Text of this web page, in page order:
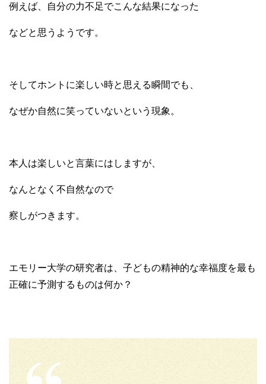
例えば、自分の力不足でこんな結果になった
などと思うようです。
そしてホントに楽しい時と思える瞬間でも、
なぜか自然に笑っていないという現象。
本人は楽しいと言葉にはしますが、
なんとなく不自然なので
察しがつきます。
エモリー大学の研究者は、子どもの精神的な幸福度を最も
正確に予測するものは何か？